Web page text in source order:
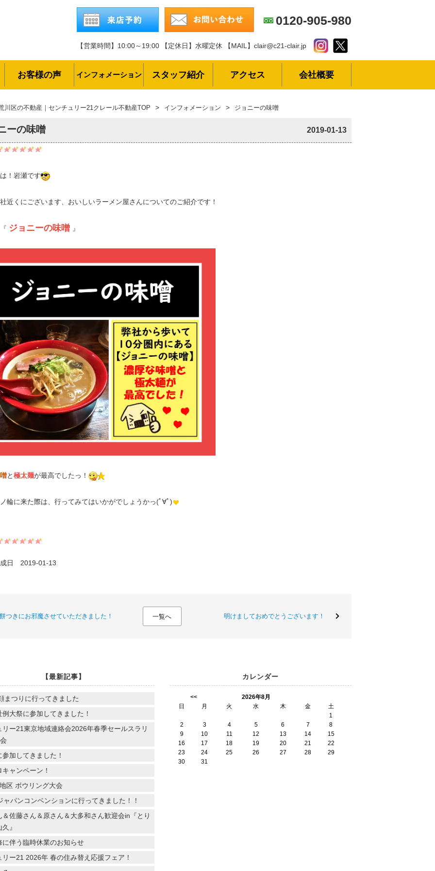
0120-905-980
【営業時間】10:00～19:00 【定休日】水曜定休 【MAIL】clair@c21-clair.jp
お客様の声 インフォメーション スタッフ紹介 アクセス 会社概要
川区の不動産｜センチュリー21クレール不動産TOP インフォメーション ジョニーの味噌
ーの味噌 2019-01-13
！岩瀬です
近くにございます、おいしいラーメン屋さんについてのご紹介です！
ジョニーの味噌 』
と極太麺が最高でしたっ！
輪に来た際は、行ってみてはいかがでしょうかっ(ﾟ∀ﾟ)
成日 2019-01-13
餅つきにお邪魔させていただきました！ 一覧へ 明けましておめでとうございます！
【最新記事】
まつりに行ってきました
例大祭に参加してきました！
リー21東京地域連絡会2026年春季セールスラリ
加してきました！
ャンペーン！
区 ボウリング大会
ャパンコンベンションに行ってきました！！
＆佐藤さん＆原さん＆大多和さん歓迎会in『とり
』
に伴う臨時休業のお知らせ
リー21 2026年 春の住み替え応援フェア！
カレンダー
<<
2026年8月
日
月 火 水 木 金
土
1
2
3 4 5 6 7
8
9
10 11 12 13 14
15
16
17 18 19 20 21
22
23
24 25 26 27 28
29
30
31